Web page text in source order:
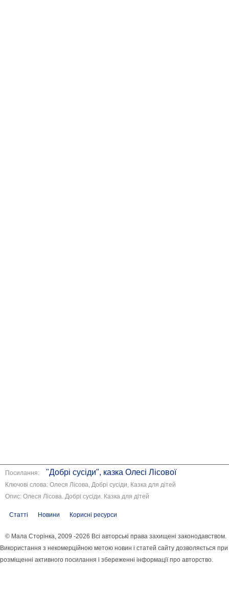
Посилання: "Добрі сусіди", казка Олесі Лісової
Ключові слова: Олеся Лісова, Добрі сусіди, Казка для дітей
Опис: Олеся Лісова. Добрі сусіди. Казка для дітей
Статті Новини Корисні ресурси
© Мала Сторінка, 2009 -2026 Всі авторські права захищені законодавством.
Використання з некомерційною метою новин і статей сайту дозволяється при
розміщенні активного посилання і збереженні інформації про авторство.